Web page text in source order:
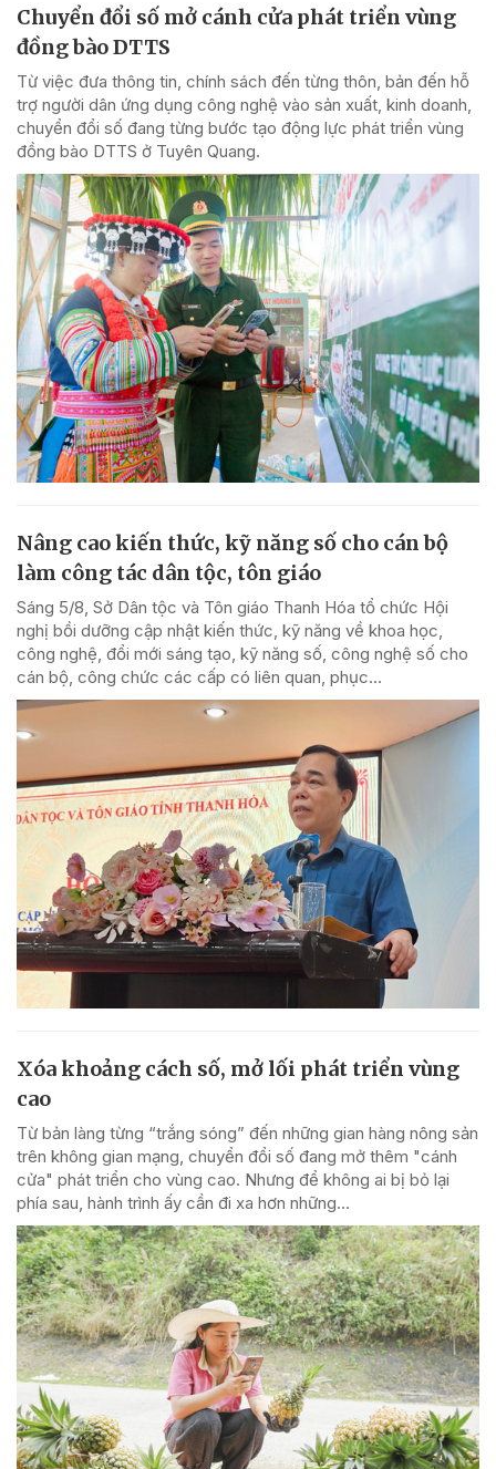
Chuyển đổi số mở cánh cửa phát triển vùng
đồng bào DTTS
Từ việc đưa thông tin, chính sách đến từng thôn, bản đến hỗ
trợ người dân ứng dụng công nghệ vào sản xuất, kinh doanh,
chuyển đổi số đang từng bước tạo động lực phát triển vùng
đồng bào DTTS ở Tuyên Quang.
Nâng cao kiến thức, kỹ năng số cho cán bộ
làm công tác dân tộc, tôn giáo
Sáng 5/8, Sở Dân tộc và Tôn giáo Thanh Hóa tổ chức Hội
nghị bồi dưỡng cập nhật kiến thức, kỹ năng về khoa học,
công nghệ, đổi mới sáng tạo, kỹ năng số, công nghệ số cho
cán bộ, công chức các cấp có liên quan, phục...
Xóa khoảng cách số, mở lối phát triển vùng
cao
Từ bản làng từng “trắng sóng” đến những gian hàng nông sản
trên không gian mạng, chuyển đổi số đang mở thêm "cánh
cửa" phát triển cho vùng cao. Nhưng để không ai bị bỏ lại
phía sau, hành trình ấy cần đi xa hơn những...